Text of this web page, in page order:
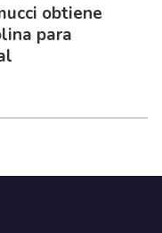
obtiene
para